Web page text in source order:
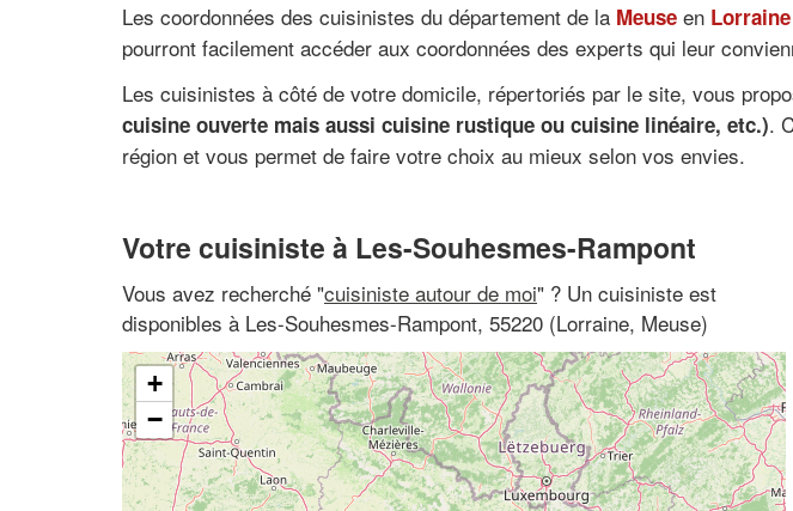
Les coordonnées des cuisinistes du département de la Meuse en Lorraine
pourront facilement accéder aux coordonnées des experts qui leur
Les cuisinistes à côté de votre domicile, répertoriés par le site, vous
cuisine ouverte mais aussi cuisine rustique ou cuisine linéaire, etc.).
région et vous permet de faire votre choix au mieux selon vos envies.
Votre cuisiniste à Les-Souhesmes-Rampont
Vous avez recherché "cuisiniste autour de moi" ? Un cuisiniste est
disponibles à Les-Souhesmes-Rampont, 55220 (Lorraine, Meuse)
+
−